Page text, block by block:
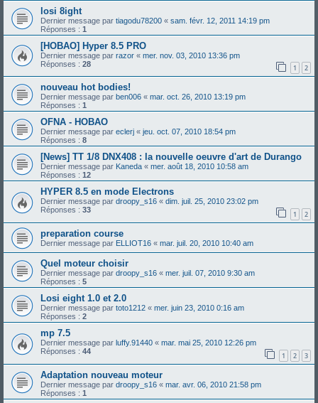
losi 8ight
Dernier message par tiagodu78200 « sam. févr. 12, 2011 14:19 pm
Réponses : 1
[HOBAO] Hyper 8.5 PRO
Dernier message par razor « mer. nov. 03, 2010 13:36 pm
Réponses : 28 1 2
nouveau hot bodies!
Dernier message par ben006 « mar. oct. 26, 2010 13:19 pm
Réponses : 1
OFNA - HOBAO
Dernier message par eclerj « jeu. oct. 07, 2010 18:54 pm
Réponses : 8
[News] TT 1/8 DNX408 : la nouvelle oeuvre d'art de Durango
Dernier message par Kaneda « mer. août 18, 2010 10:58 am
Réponses : 12
HYPER 8.5 en mode Electrons
Dernier message par droopy_s16 « dim. juil. 25, 2010 23:02 pm
Réponses : 33 1 2
preparation course
Dernier message par ELLIOT16 « mar. juil. 20, 2010 10:40 am
Quel moteur choisir
Dernier message par droopy_s16 « mer. juil. 07, 2010 9:30 am
Réponses : 5
Losi eight 1.0 et 2.0
Dernier message par toto1212 « mer. juin 23, 2010 0:16 am
Réponses : 2
mp 7.5
Dernier message par luffy.91440 « mar. mai 25, 2010 12:26 pm
Réponses : 44 1 2 3
Adaptation nouveau moteur
Dernier message par droopy_s16 « mar. avr. 06, 2010 21:58 pm
Réponses : 1